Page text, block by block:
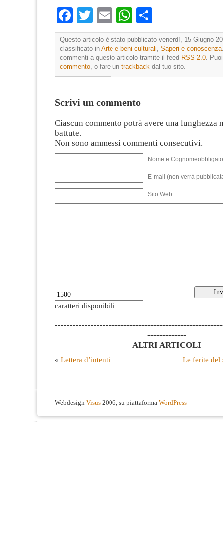
Facebook
TwitterEmailWhatsApp
Questo articolo è stato pubblicato venerdì, 15 Giugno
classificato in Arte e beni culturali, Saperi e conoscenza
commenti a questo articolo tramite il feed RSS 2.0.
commento, o fare un trackback dal tuo sito.
Scrivi un commento
Ciascun commento potrà avere una lunghezza
battute.
Non sono ammessi commenti consecutivi.
Nome e
E-mail (non verrà
Sito Web
caratteri disponibili
-------------
ALTRI ARTICOLI
« Lettera d’intenti Le ferite del
Webdesign Visus 2006, su piattaforma WordPress